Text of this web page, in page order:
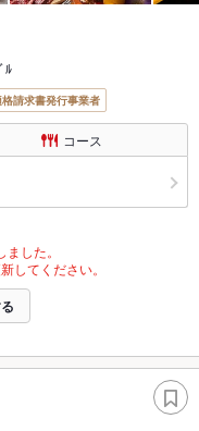
ﾙ
請求書発行事業者
コース
した。
してください。